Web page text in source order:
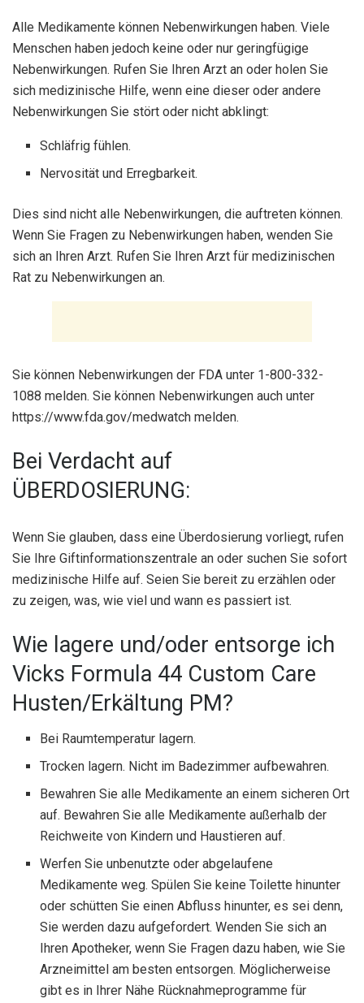
Alle Medikamente können Nebenwirkungen haben. Viele
Menschen haben jedoch keine oder nur geringfügige
Nebenwirkungen. Rufen Sie Ihren Arzt an oder holen Sie
sich medizinische Hilfe, wenn eine dieser oder andere
Nebenwirkungen Sie stört oder nicht abklingt:
Schläfrig fühlen.
Nervosität und Erregbarkeit.
Dies sind nicht alle Nebenwirkungen, die auftreten können.
Wenn Sie Fragen zu Nebenwirkungen haben, wenden Sie
sich an Ihren Arzt. Rufen Sie Ihren Arzt für medizinischen
Rat zu Nebenwirkungen an.
Sie können Nebenwirkungen der FDA unter 1-800-332-
1088 melden. Sie können Nebenwirkungen auch unter
https://www.fda.gov/medwatch melden.
Bei Verdacht auf
ÜBERDOSIERUNG:
Wenn Sie glauben, dass eine Überdosierung vorliegt, rufen
Sie Ihre Giftinformationszentrale an oder suchen Sie sofort
medizinische Hilfe auf. Seien Sie bereit zu erzählen oder
zu zeigen, was, wie viel und wann es passiert ist.
Wie lagere und/oder entsorge ich
Vicks Formula 44 Custom Care
Husten/Erkältung PM?
Bei Raumtemperatur lagern.
Trocken lagern. Nicht im Badezimmer aufbewahren.
Bewahren Sie alle Medikamente an einem sicheren Ort
auf. Bewahren Sie alle Medikamente außerhalb der
Reichweite von Kindern und Haustieren auf.
Werfen Sie unbenutzte oder abgelaufene
Medikamente weg. Spülen Sie keine Toilette hinunter
oder schütten Sie einen Abfluss hinunter, es sei denn,
Sie werden dazu aufgefordert. Wenden Sie sich an
Ihren Apotheker, wenn Sie Fragen dazu haben, wie Sie
Arzneimittel am besten entsorgen. Möglicherweise
gibt es in Ihrer Nähe Rücknahmeprogramme für